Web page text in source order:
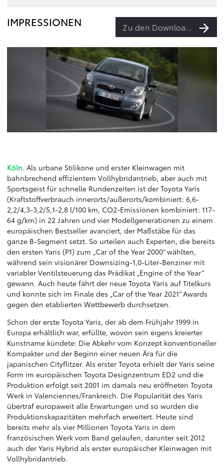
IMPRESSIONEN Zu den Downloads
Köln. Als urbane Stilikone und erster Kleinwagen mit
bahnbrechend effizientem Vollhybridantrieb, aber auch mit
Sportsgeist für schnelle Rundenzeiten ist der Toyota Yaris
(Kraftstoffverbrauch innerorts/außerorts/kombiniert: 6,6-
2,2/4,3-3,2/5,1-2,8 l/100 km, CO2-Emissionen kombiniert: 117-
64 g/km) in 22 Jahren und vier Modellgenerationen zu einem
europäischen Bestseller avanciert, der Maßstäbe für das
ganze B-Segment setzt. So urteilen auch Experten, die bereits
den ersten Yaris (P1) zum „Car of the Year 2000“ wählten,
während sein visionärer Downsizing-1,0-Liter-Benziner mit
variabler Ventilsteuerung das Prädikat „Engine of the Year“
gewann. Auch heute fährt der neue Toyota Yaris auf Titelkurs
und konnte sich im Finale des „Car of the Year 2021“ Awards
gegen den etablierten Wettbewerb durchsetzen.
Schon der erste Toyota Yaris, der ab dem Frühjahr 1999 in
Europa erhältlich war, erfüllte, wovon sein eigens kreierter
Kunstname kündete: Die Abkehr vom Konzept konventioneller
Kompakter und der Beginn einer neuen Ära für die
japanischen Cityflitzer. Als erster Toyota erhielt der Yaris seine
Form im europäischen Toyota Designzentrum ED2 und die
Produktion erfolgt seit 2001 im damals neu eröffneten Toyota
Werk in Valenciennes/Frankreich. Die Popularität des Yaris
übertraf europaweit alle Erwartungen und so wurden die
Produktionskapazitäten mehrfach erweitert. Heute sind
bereits mehr als vier Millionen Toyota Yaris in dem
französischen Werk vom Band gelaufen, darunter seit 2012
auch der Yaris Hybrid als erster europäischer Kleinwagen mit
Vollhybridantrieb.